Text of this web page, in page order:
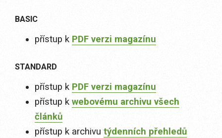
BASIC
přístup k PDF verzi magazínu
STANDARD
přístup k PDF verzi magazínu
přístup k webovému archivu všech
článků
přístup k archivu týdenních přehledů